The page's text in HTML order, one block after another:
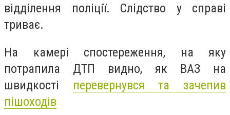
відділення поліції. Слідство у справі
триває.
На камері спостереження, на яку
потрапила ДТП видно, як ВАЗ на
швидкості перевернувся та зачепив
пішоходів